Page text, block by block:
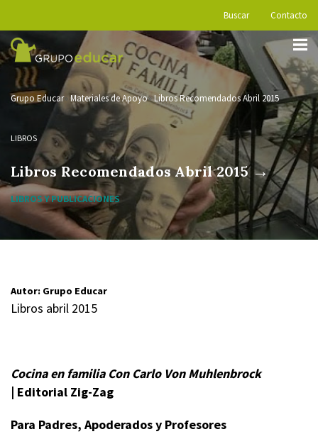
Buscar Contacto
Grupo Educar Materiales de Apoyo Libros Recomendados Abril 2015
LIBROS
Libros Recomendados Abril 2015 →
LIBROS Y PUBLICACIONES
Autor: Grupo Educar
Libros abril 2015
Cocina en familia Con Carlo Von Muhlenbrock
| Editorial Zig-Zag
Para Padres, Apoderados y Profesores